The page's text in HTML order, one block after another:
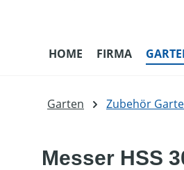
HOME FIRMA
Garten Zubehör
Messer HSS